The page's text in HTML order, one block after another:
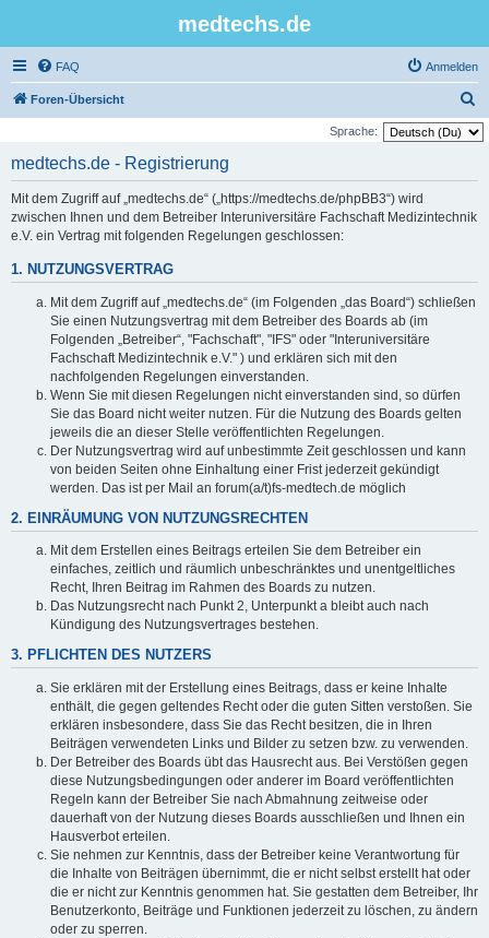
medtechs.de
FAQ Anmelden
Foren-Übersicht
u
Sprache:
medtechs.de - Registrierung
Mit dem Zugriff auf „medtechs.de“ („https://medtechs.de/phpBB3“) wird
zwischen Ihnen und dem Betreiber Interuniversitäre Fachschaft Medizintechnik
e.V. ein Vertrag mit folgenden Regelungen geschlossen:
1. NUTZUNGSVERTRAG
Mit dem Zugriff auf „medtechs.de“ (im Folgenden „das Board“) schließen
Sie einen Nutzungsvertrag mit dem Betreiber des Boards ab (im
Folgenden „Betreiber“, "Fachschaft", "IFS" oder "Interuniversitäre
Fachschaft Medizintechnik e.V." ) und erklären sich mit den
nachfolgenden Regelungen einverstanden.
Wenn Sie mit diesen Regelungen nicht einverstanden sind, so dürfen
Sie das Board nicht weiter nutzen. Für die Nutzung des Boards gelten
jeweils die an dieser Stelle veröffentlichten Regelungen.
Der Nutzungsvertrag wird auf unbestimmte Zeit geschlossen und kann
von beiden Seiten ohne Einhaltung einer Frist jederzeit gekündigt
werden. Das ist per Mail an forum(a/t)fs-medtech.de möglich
2. EINRÄUMUNG VON NUTZUNGSRECHTEN
Mit dem Erstellen eines Beitrags erteilen Sie dem Betreiber ein
einfaches, zeitlich und räumlich unbeschränktes und unentgeltliches
Recht, Ihren Beitrag im Rahmen des Boards zu nutzen.
Das Nutzungsrecht nach Punkt 2, Unterpunkt a bleibt auch nach
Kündigung des Nutzungsvertrages bestehen.
3. PFLICHTEN DES NUTZERS
Sie erklären mit der Erstellung eines Beitrags, dass er keine Inhalte
enthält, die gegen geltendes Recht oder die guten Sitten verstoßen. Sie
erklären insbesondere, dass Sie das Recht besitzen, die in Ihren
Beiträgen verwendeten Links und Bilder zu setzen bzw. zu verwenden.
Der Betreiber des Boards übt das Hausrecht aus. Bei Verstößen gegen
diese Nutzungsbedingungen oder anderer im Board veröffentlichten
Regeln kann der Betreiber Sie nach Abmahnung zeitweise oder
dauerhaft von der Nutzung dieses Boards ausschließen und Ihnen ein
Hausverbot erteilen.
Sie nehmen zur Kenntnis, dass der Betreiber keine Verantwortung für
die Inhalte von Beiträgen übernimmt, die er nicht selbst erstellt hat oder
die er nicht zur Kenntnis genommen hat. Sie gestatten dem Betreiber, Ihr
Benutzerkonto, Beiträge und Funktionen jederzeit zu löschen, zu ändern
oder zu sperren.